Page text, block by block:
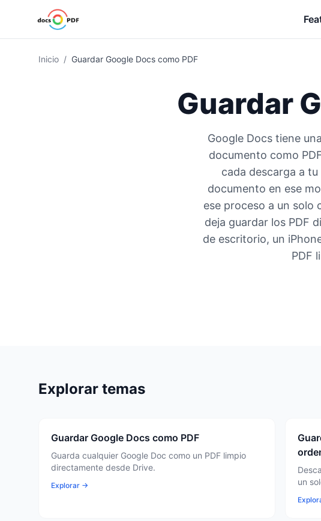
Inicio / Guardar Google Docs como PDF
Guardar
Google Docs tiene
documento como
cada descarga a
documento en ese
ese proceso a un solo
deja guardar los PDF
de escritorio, un
PDF
Explorar temas
Guardar Google Docs como PDF
Guarda cualquier Google Doc como un PDF limpio
directamente desde Drive.
Explorar →
un